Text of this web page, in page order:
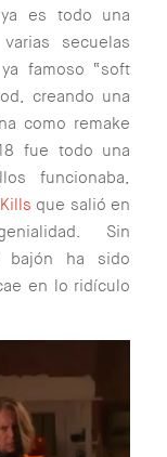
es todo una
secuelas
famoso “soft
creando una
como remake
fue todo una
funcionaba,
que salió en
Sin
bajón ha sido
en lo ridículo